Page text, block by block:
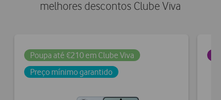
melhores descontos Clube Viva
Poupa até €210 em Clube Viva
Preço mínimo garantido